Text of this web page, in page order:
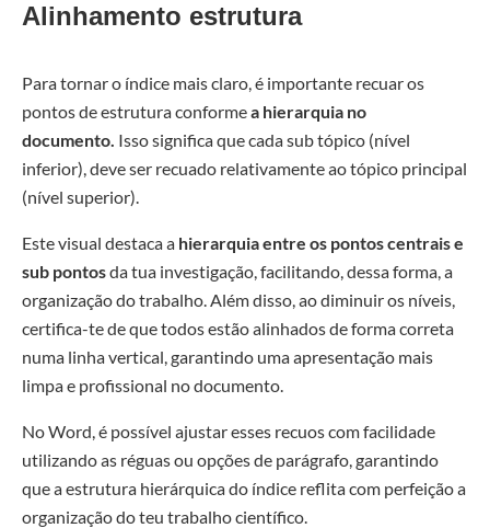
Alinhamento estrutura
Para tornar o índice mais claro, é importante recuar os
pontos de estrutura conformea hierarquia no
documento. Isso significa que cada sub tópico (nível
inferior), deve ser recuado relativamente ao tópico principal
(nível superior).
Este visual destaca a hierarquia entre os pontos centrais e
sub pontosda tua investigação, facilitando, dessa forma, a
organização do trabalho. Além disso, ao diminuir os níveis,
certifica-te de que todos estão alinhados de forma correta
numa linha vertical, garantindo uma apresentação mais
limpa e profissional no documento.
No Word, é possível ajustar esses recuos com facilidade
utilizando as réguas ou opções de parágrafo, garantindo
que a estrutura hierárquica do índice reflita com perfeição a
organização do teu trabalho científico.